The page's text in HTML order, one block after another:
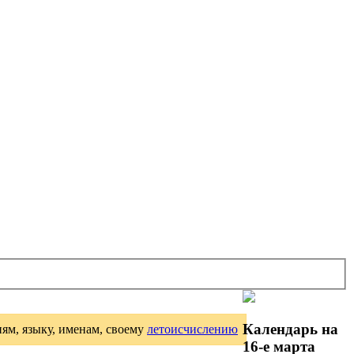
языку, именам, своему летоисчислению Календарь на
16-е марта